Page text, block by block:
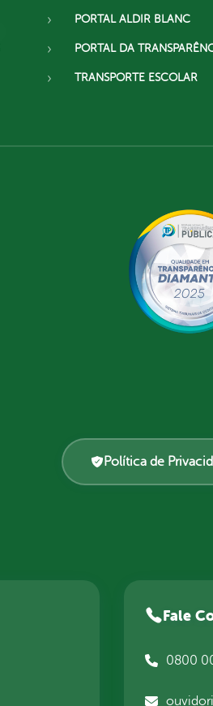
PORTAL ALDIR BLANC
PORTAL DA
TRANSPORTE ESCOLAR
Política de
Fale
0800